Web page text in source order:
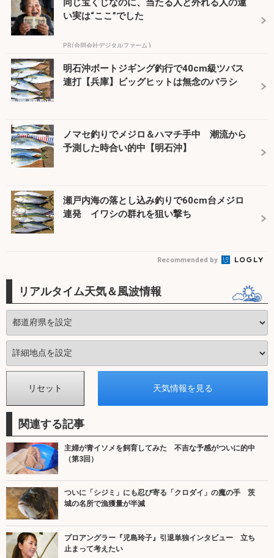
同じ宝くじなのに、当たる人と外れる人の違
い実は“ここ”でした
PR(合同会社デジタルファーム )
明石沖ボートジギング釣行で40cm級ツバス
連打【兵庫】ビッグヒットは無念のバラシ
ノマセ釣りでメジロ＆ハマチ手中 潮流から
予測した時合い的中【明石沖】
瀬戸内海の落とし込み釣りで60cm台メジロ
連発 イワシの群れを狙い撃ち
Recommended by
リアルタイム天気＆風波情報
関連する記事
主婦が青イソメを飼育してみた 不吉な予感がついに的中
（第3回）
ついに「シジミ」にも忍び寄る「クロダイ」の魔の手 茨
城の名所で漁獲量が半減
プロアングラー『児島玲子』引退単独インタビュー 立ち
止まって考えたい